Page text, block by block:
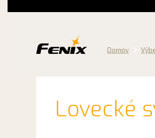
Domov
Lovecké